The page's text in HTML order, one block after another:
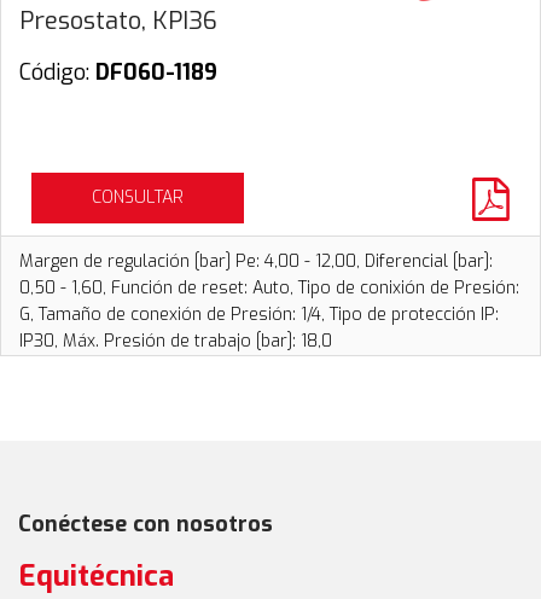
Presostato, KPI36
Código: DF060-1189
CONSULTAR
Margen de regulación [bar] Pe: 4,00 - 12,00, Diferencial [bar]:
0,50 - 1,60, Función de reset: Auto, Tipo de conixión de Presión:
G, Tamaño de conexión de Presión: 1/4, Tipo de protección IP:
IP30, Máx. Presión de trabajo [bar]: 18,0
Conéctese con nosotros
Equitécnica